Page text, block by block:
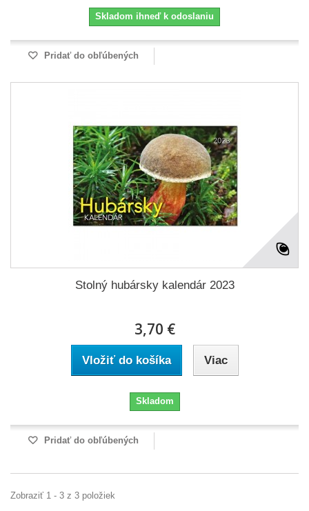
Skladom ihneď k odoslaniu
Pridať do obľúbených
Stolný hubársky kalendár 2023
3,70 €
Vložiť do košíka Viac
Skladom
Pridať do obľúbených
Zobraziť 1 - 3 z 3 položiek